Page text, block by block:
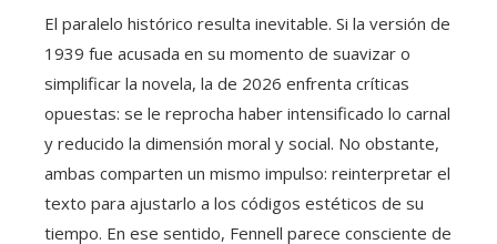
El paralelo histórico resulta inevitable. Si la versión de
1939 fue acusada en su momento de suavizar o
simplificar la novela, la de 2026 enfrenta críticas
opuestas: se le reprocha haber intensificado lo carnal
y reducido la dimensión moral y social. No obstante,
ambas comparten un mismo impulso: reinterpretar el
texto para ajustarlo a los códigos estéticos de su
tiempo. En ese sentido, Fennell parece consciente de